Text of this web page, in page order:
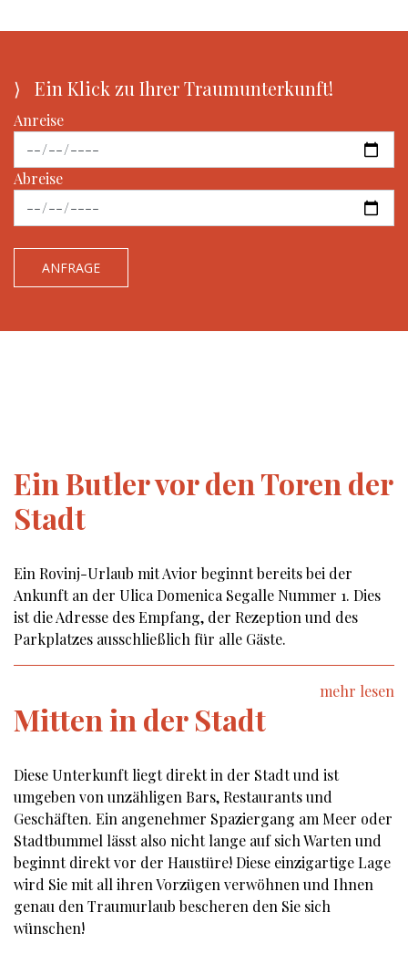
⟩ Ein Klick zu Ihrer Traumunterkunft!
Anreise
Abreise
ANFRAGE
Ein Butler vor den Toren der
Stadt
Ein Rovinj-Urlaub mit Avior beginnt bereits bei der
Ankunft an der Ulica Domenica Segalle Nummer 1. Dies
ist die Adresse des Empfang, der Rezeption und des
Parkplatzes ausschließlich für alle Gäste.
mehr lesen
Mitten in der Stadt
Diese Unterkunft liegt direkt in der Stadt und ist
umgeben von unzähligen Bars, Restaurants und
Geschäften. Ein angenehmer Spaziergang am Meer oder
Stadtbummel lässt also nicht lange auf sich Warten und
beginnt direkt vor der Haustüre! Diese einzigartige Lage
wird Sie mit all ihren Vorzügen verwöhnen und Ihnen
genau den Traumurlaub bescheren den Sie sich
wünschen!